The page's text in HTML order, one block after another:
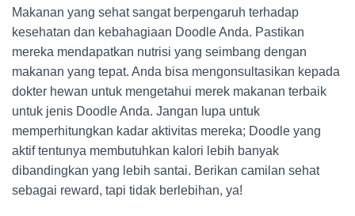
Makanan yang sehat sangat berpengaruh terhadap
kesehatan dan kebahagiaan Doodle Anda. Pastikan
mereka mendapatkan nutrisi yang seimbang dengan
makanan yang tepat. Anda bisa mengonsultasikan kepada
dokter hewan untuk mengetahui merek makanan terbaik
untuk jenis Doodle Anda. Jangan lupa untuk
memperhitungkan kadar aktivitas mereka; Doodle yang
aktif tentunya membutuhkan kalori lebih banyak
dibandingkan yang lebih santai. Berikan camilan sehat
sebagai reward, tapi tidak berlebihan, ya!